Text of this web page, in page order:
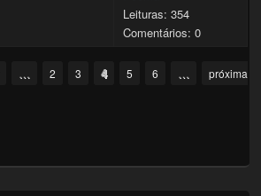
Leituras: 354
Comentários: 0
… 2 3 4 5 6 …
próxima